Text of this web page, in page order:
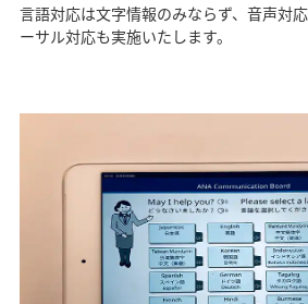
言語対応は文字情報のみならず、音声対
ーサル対応も実施いたします。